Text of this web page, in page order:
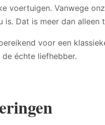
voertuigen. Vanwege
Dat is meer dan
voor een
échte liefhebber.